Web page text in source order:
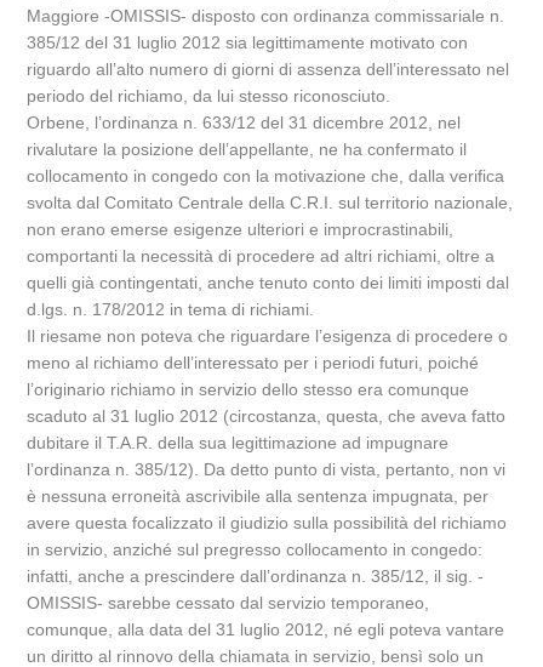
Maggiore -OMISSIS- disposto con ordinanza commissariale n.
385/12 del 31 luglio 2012 sia legittimamente motivato con
riguardo all’alto numero di giorni di assenza dell’interessato nel
periodo del richiamo, da lui stesso riconosciuto.
Orbene, l’ordinanza n. 633/12 del 31 dicembre 2012, nel
rivalutare la posizione dell’appellante, ne ha confermato il
collocamento in congedo con la motivazione che, dalla verifica
svolta dal Comitato Centrale della C.R.I. sul territorio nazionale,
non erano emerse esigenze ulteriori e improcrastinabili,
comportanti la necessità di procedere ad altri richiami, oltre a
quelli già contingentati, anche tenuto conto dei limiti imposti dal
d.lgs. n. 178/2012 in tema di richiami.
Il riesame non poteva che riguardare l’esigenza di procedere o
meno al richiamo dell’interessato per i periodi futuri, poiché
l’originario richiamo in servizio dello stesso era comunque
scaduto al 31 luglio 2012 (circostanza, questa, che aveva fatto
dubitare il T.A.R. della sua legittimazione ad impugnare
l’ordinanza n. 385/12). Da detto punto di vista, pertanto, non vi
è nessuna erroneità ascrivibile alla sentenza impugnata, per
avere questa focalizzato il giudizio sulla possibilità del richiamo
in servizio, anziché sul pregresso collocamento in congedo:
infatti, anche a prescindere dall’ordinanza n. 385/12, il sig. -
OMISSIS- sarebbe cessato dal servizio temporaneo,
comunque, alla data del 31 luglio 2012, né egli poteva vantare
un diritto al rinnovo della chiamata in servizio, bensì solo un